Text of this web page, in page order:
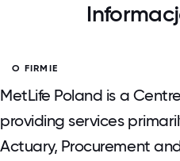
O FIRMIE
MetLife Poland is a
providing services
Actuary, Procurement